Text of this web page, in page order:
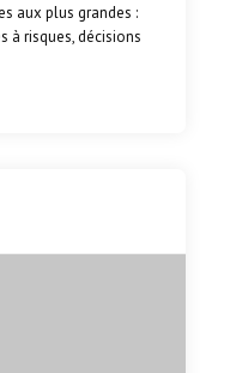
aux plus grandes :
à risques, décisions